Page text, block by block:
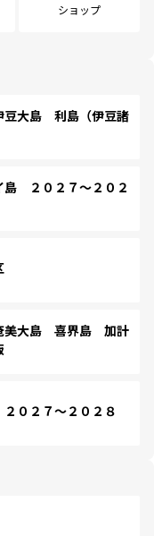
ショップ
大島 利島（伊豆諸
２０２７～２０２
大島 喜界島 加計
０２７～２０２８